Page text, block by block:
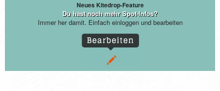
Neues Kitedrop-Feature
Du hast noch mehr Spot-Infos?
Immer her damit. Einfach einloggen und bearbeiten